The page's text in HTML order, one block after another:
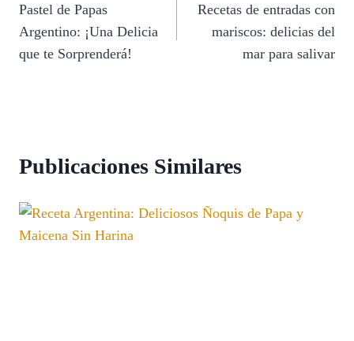
de
entradas
Pastel de Papas
Argentino: ¡Una Delicia
que te Sorprenderá!
Recetas de entradas con
mariscos: delicias del
mar para salivar
Publicaciones Similares